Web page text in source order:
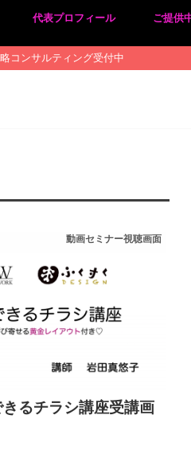
代表プロフィール ご提供
コンサルティング受付中
動画セミナー視聴画面
るチラシ講座受講画